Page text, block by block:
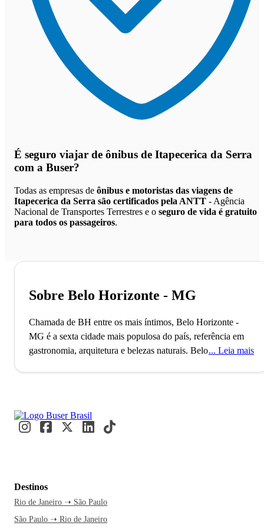
É seguro viajar de ônibus de Itapecerica da Serra
com a Buser?
Todas as empresas de ônibus e motoristas das viagens de
Itapecerica da Serra são certificados pela ANTT - Agência
Nacional de Transportes Terrestres e o seguro de vida é gratuito
para todos os passageiros.
Sobre Belo Horizonte - MG
Chamada de BH entre os mais íntimos, Belo Horizonte -
MG é a sexta cidade mais populosa do país, referência em
gastronomia, arquitetura e belezas naturais. Belo Horizonte,
gastronômico, com mais de 2 milhões de habitantes e uma
rica história culinária. Nos botecos e restaurantes, moradores
Arquitetônico da Lagoa da Pampulha. É o momento perfeito
para fazer essa viagem e se perder nas belezas culturais e
naturais da cidade. Com a Buser, a passagem de ônibus te
Leia mais
Destinos
Rio de Janeiro ➝ São Paulo
São Paulo ➝ Rio de Janeiro